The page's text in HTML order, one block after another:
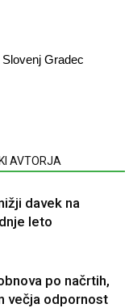
Gradec
AVTORJA
davek na
leto
po načrtih,
večja odpornost